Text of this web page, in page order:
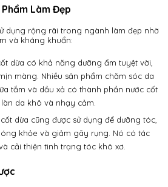
Làm Đẹp
dụng rộng rãi trong ngành làm đẹp nhờ
và kháng khuẩn:
dừa có khả năng dưỡng ẩm tuyệt vời,
màng. Nhiều sản phẩm chăm sóc da
tắm và dầu xả có thành phần nước cốt
da khô và nhạy cảm.
dừa cũng được sử dụng để dưỡng tóc,
khỏe và giảm gãy rụng. Nó có tác
cải thiện tình trạng tóc khô xơ.